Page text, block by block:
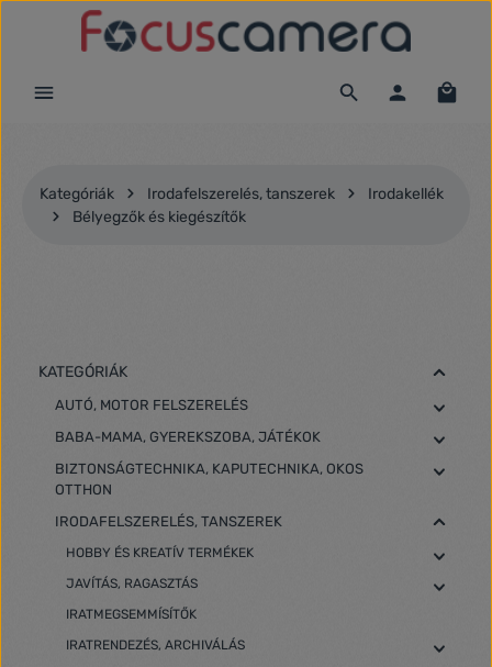
Ugrás a fő tartalomra
Kategóriák Irodafelszerelés, tanszerek
Irodakellék
Bélyegzők és kiegészítők
KATEGÓRIÁK
AUTÓ, MOTOR FELSZERELÉS
BABA-MAMA, GYEREKSZOBA, JÁTÉKOK
BIZTONSÁGTECHNIKA, KAPUTECHNIKA, OKOS
OTTHON
IRODAFELSZERELÉS, TANSZEREK
HOBBY ÉS KREATÍV TERMÉKEK
JAVÍTÁS, RAGASZTÁS
IRATMEGSEMMÍSÍTŐK
IRATRENDEZÉS, ARCHIVÁLÁS